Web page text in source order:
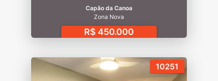
Capão da Canoa
Zona Nova
R$ 450.000
10251